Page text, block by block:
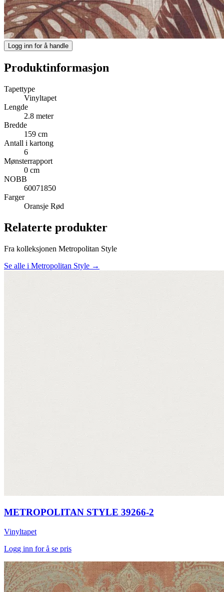
Logg inn for å handle
Produktinformasjon
Tapettype
Vinyltapet
Lengde
2.8 meter
Bredde
159 cm
Antall i kartong
6
Mønsterrapport
0 cm
NOBB
60071850
Farger
Oransje Rød
Relaterte produkter
Fra kolleksjonen Metropolitan Style
Se alle i Metropolitan Style →
METROPOLITAN STYLE 39266-2
Vinyltapet
Logg inn for å se pris